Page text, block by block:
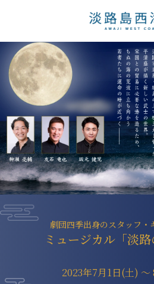
劇団四季出身のスタッフ・
ミュージカル「淡路
2023年7月1日(土)